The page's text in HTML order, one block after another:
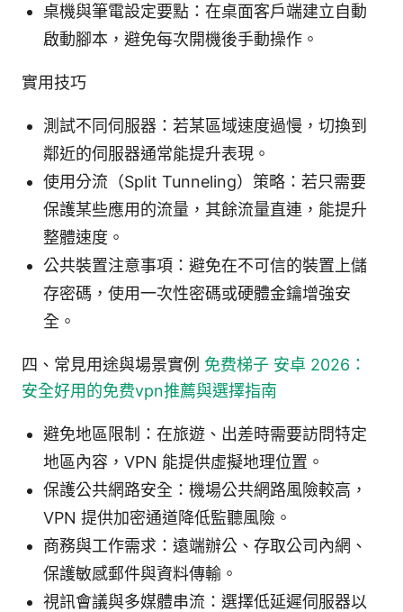
桌機與筆電設定要點：在桌面客戶端建立自動
啟動腳本，避免每次開機後手動操作。
實用技巧
測試不同伺服器：若某區域速度過慢，切換到
鄰近的伺服器通常能提升表現。
使用分流（Split Tunneling）策略：若只需要
保護某些應用的流量，其餘流量直連，能提升
整體速度。
公共裝置注意事項：避免在不可信的裝置上儲
存密碼，使用一次性密碼或硬體金鑰增強安
全。
四、常見用途與場景實例 免费梯子 安卓 2026：
安全好用的免费vpn推薦與選擇指南
避免地區限制：在旅遊、出差時需要訪問特定
地區內容，VPN 能提供虛擬地理位置。
保護公共網路安全：機場公共網路風險較高，
VPN 提供加密通道降低監聽風險。
商務與工作需求：遠端辦公、存取公司內網、
保護敏感郵件與資料傳輸。
視訊會議與多媒體串流：選擇低延遲伺服器以